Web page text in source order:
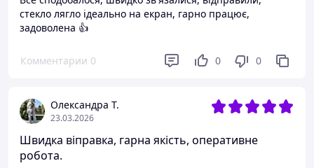
стекло лягло ідеально на екран, гарно працює,
задоволена 👍
Комментарии 0 0 0
Олександра Т.
23.03.2026
Швидка віправка, гарна якість, оперативне
робота.